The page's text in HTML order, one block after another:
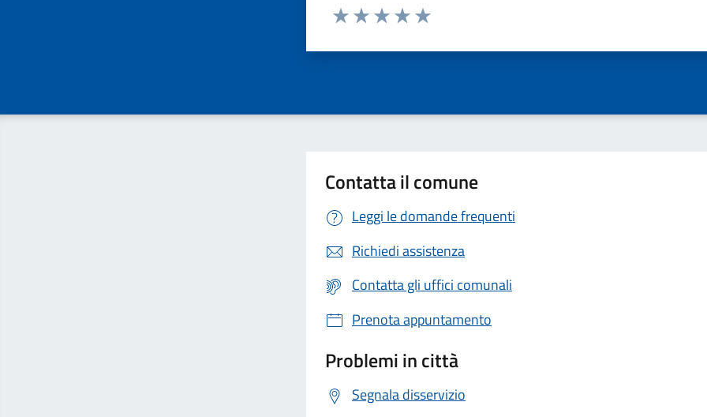
Valuta da 1 a 5 stelle la pagina
Contatta il comune
Leggi le domande frequenti
Richiedi assistenza
Contatta gli uffici comunali
Prenota appuntamento
Problemi in città
Segnala disservizio